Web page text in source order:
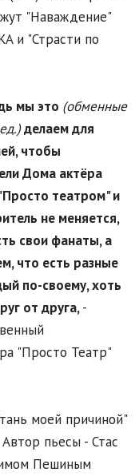
"Наваждение"
и "Страсти по
мы это (обменные
делаем для
чтобы
Дома актёра
театром" и
не меняется,
свои фанаты, а
что есть разные
по-своему, хоть
от друга,-
"Просто Театр"
моей причиной"
пьесы - Стас
Пешиным